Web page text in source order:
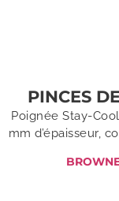
PINCES
Poignée Stay-
mm d’épaisseur,